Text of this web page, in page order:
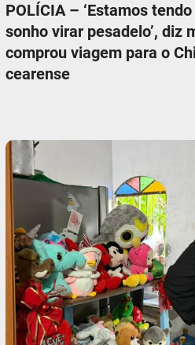
POLÍCIA – ‘Estamos
sonho virar pesadelo’, diz
comprou viagem para o
cearense